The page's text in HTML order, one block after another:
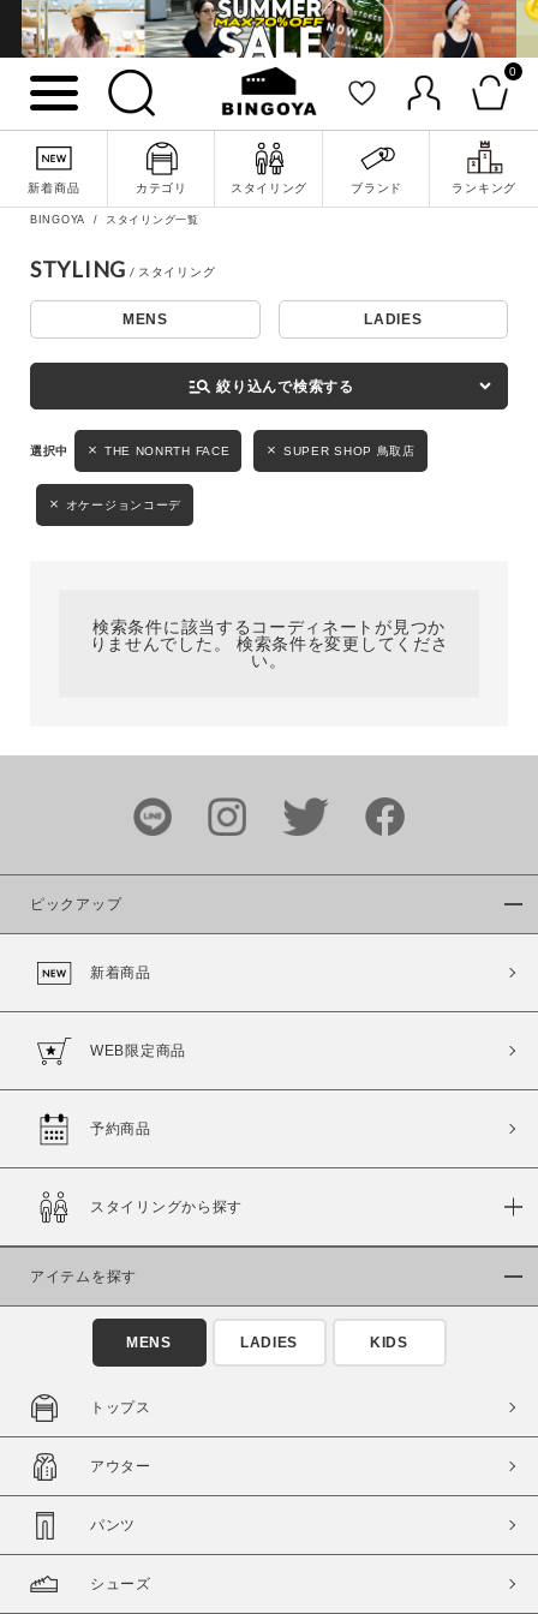
0
新着商品 カテゴリ スタイリング ブランド ランキング
詳細検索
キーワード
性別
MENS LADIES KIDS
ブランド
カラー
商品タイプ
通常商品
セール価格 WEB限定
在庫
在庫あり
BINGOYA スタイリング一覧
STYLING
MENS LADIES
manage_search 絞り込んで検索する
THE NONRTH FACE SUPER SHOP 鳥取店
オケージョンコーデ
検索条件に該当するコーディネートが見つか
りませんでした。 検索条件を変更してくださ
い。
ピックアップ
新着商品
WEB限定商品
予約商品
スタイリングから探す
アイテムを探す
MENS LADIES KIDS
トップス
アウター
パンツ
シューズ